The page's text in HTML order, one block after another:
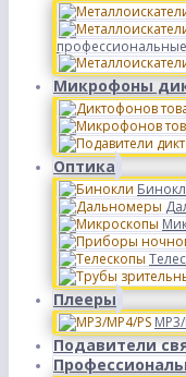
профессиональные
Микрофоны
Оптика
Плееры
Подавители